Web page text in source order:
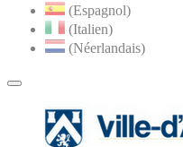
(Espagnol)
(Italien)
(Néerlandais)
MENU